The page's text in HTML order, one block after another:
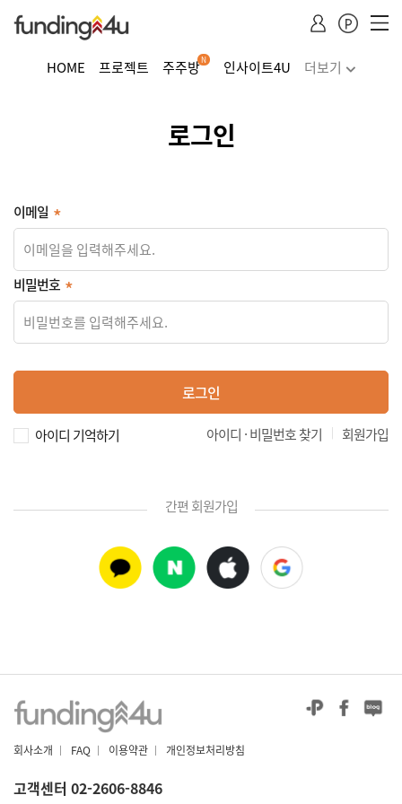
HOME 프로젝트 주주방N 인사이트4U
더보기
로그인
이메일
비밀번호
로그인
아이디 기억하기 회원가입
|
아이디 · 비밀번호 찾기
간편 회원가입
회사소개 | FAQ | 이용약관 | 개인정보처리방침
고객센터 02-2606-8846